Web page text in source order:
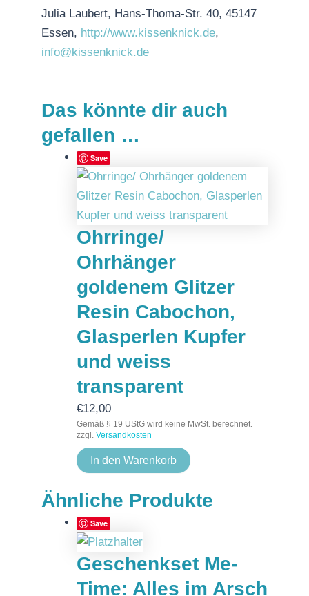
Julia Laubert, Hans-Thoma-Str. 40, 45147
Essen, http://www.kissenknick.de,
info@kissenknick.de
Das könnte dir auch
gefallen …
Save
Ohrringe/
Ohrhänger
goldenem Glitzer
Resin Cabochon,
Glasperlen Kupfer
und weiss
transparent
€12,00
Gemäß § 19 UStG wird keine MwSt. berechnet.
zzgl. Versandkosten
In den Warenkorb
Ähnliche Produkte
Save
Geschenkset Me-
Time: Alles im Arsch